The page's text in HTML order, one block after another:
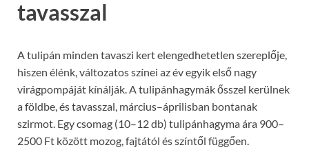
tavasszal
A tulipán minden tavaszi kert elengedhetetlen szereplője,
hiszen élénk, változatos színei az év egyik első nagy
virágpompáját kínálják. A tulipánhagymák ősszel kerülnek
a földbe, és tavasszal, március–áprilisban bontanak
szirmot. Egy csomag (10–12 db) tulipánhagyma ára 900–
2500 Ft között mozog, fajtától és színtől függően.